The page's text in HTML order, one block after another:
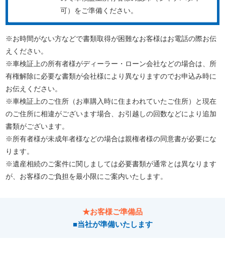
可）をご準備ください。
※お時間がない方などで書類取得が困難なお客様はお電話の際お伝
えください。
※車検証上の所有者様がディーラー・ローン会社などの場合は、所
有権解除に必要な書類が会社様により異なりますのでお申込み時に
お伝えください。
※車検証上のご住所（お車購入時に住まわれていたご住所）と現在
のご住所に相違がございます場合、お引越しの回数などにより追加
書類がございます。
※所有者様が未成年者様などの場合は親権者様の同意書が必要にな
ります。
※遺産相続のご案件に関しましては必要書類が通常とは異なります
が、お客様のご負担を最小限にご案内いたします。
★お客様ご準備品
■当社が準備いたします